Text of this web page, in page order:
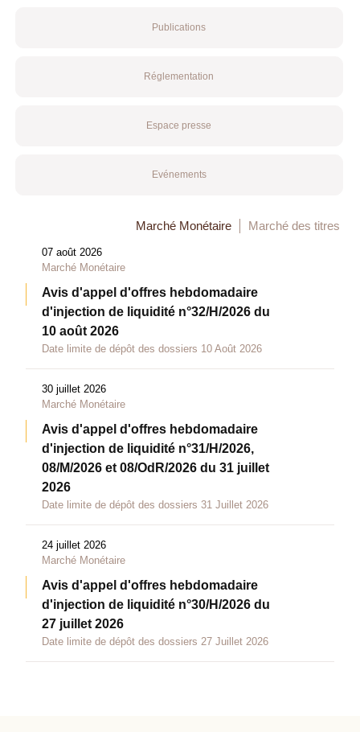
Publications
Réglementation
Espace presse
Evénements
Marché Monétaire Marché des titres
07 août 2026
Marché Monétaire
Avis d'appel d'offres hebdomadaire
d'injection de liquidité n°32/H/2026 du
10 août 2026
Date limite de dépôt des dossiers 10 Août 2026
30 juillet 2026
Marché Monétaire
Avis d'appel d'offres hebdomadaire
d'injection de liquidité n°31/H/2026,
08/M/2026 et 08/OdR/2026 du 31 juillet
2026
Date limite de dépôt des dossiers 31 Juillet 2026
24 juillet 2026
Marché Monétaire
Avis d'appel d'offres hebdomadaire
d'injection de liquidité n°30/H/2026 du
27 juillet 2026
Date limite de dépôt des dossiers 27 Juillet 2026